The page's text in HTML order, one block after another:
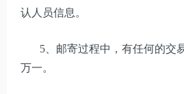
认人员信息。
5、邮寄过程中，有任何的交
万一。